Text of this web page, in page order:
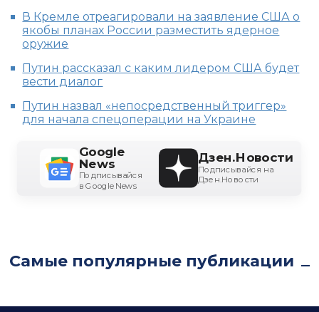
В Кремле отреагировали на заявление США о
якобы планах России разместить ядерное
оружие
Путин рассказал с каким лидером США будет
вести диалог
Путин назвал «непосредственный триггер»
для начала спецоперации на Украине
Google
News
Подписывайся
в Google News
Дзен.Новости
Подписывайся на
Дзен.Новости
Самые популярные публикации